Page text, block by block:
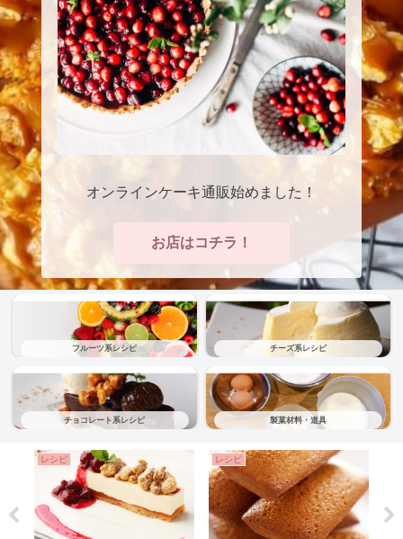
オンラインケーキ通販始めました！
お店はコチラ！
フルーツ系レシピ チーズ系レシピ
チョコレート系レシピ 製菓材料・道具
レシピ レシピ